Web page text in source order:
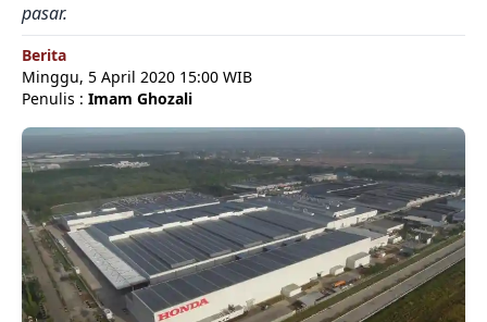
pasar.
Berita
Minggu, 5 April 2020 15:00 WIB
Penulis : Imam Ghozali